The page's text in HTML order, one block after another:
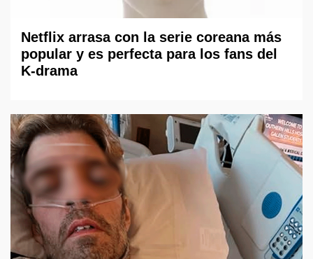
Netflix arrasa con la serie coreana más
popular y es perfecta para los fans del
K-drama